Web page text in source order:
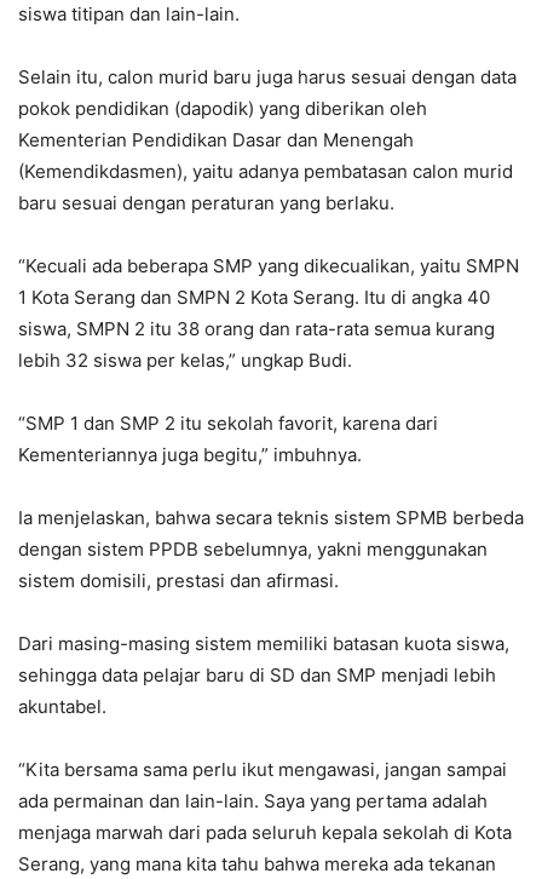
siswa titipan dan lain-lain.
Selain itu, calon murid baru juga harus sesuai dengan data
pokok pendidikan (dapodik) yang diberikan oleh
Kementerian Pendidikan Dasar dan Menengah
(Kemendikdasmen), yaitu adanya pembatasan calon murid
baru sesuai dengan peraturan yang berlaku.
“Kecuali ada beberapa SMP yang dikecualikan, yaitu SMPN
1 Kota Serang dan SMPN 2 Kota Serang. Itu di angka 40
siswa, SMPN 2 itu 38 orang dan rata-rata semua kurang
lebih 32 siswa per kelas,” ungkap Budi.
“SMP 1 dan SMP 2 itu sekolah favorit, karena dari
Kementeriannya juga begitu,” imbuhnya.
Ia menjelaskan, bahwa secara teknis sistem SPMB berbeda
dengan sistem PPDB sebelumnya, yakni menggunakan
sistem domisili, prestasi dan afirmasi.
Dari masing-masing sistem memiliki batasan kuota siswa,
sehingga data pelajar baru di SD dan SMP menjadi lebih
akuntabel.
“Kita bersama sama perlu ikut mengawasi, jangan sampai
ada permainan dan lain-lain. Saya yang pertama adalah
menjaga marwah dari pada seluruh kepala sekolah di Kota
Serang, yang mana kita tahu bahwa mereka ada tekanan